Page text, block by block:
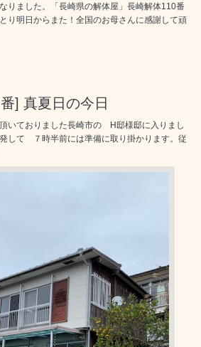
りました。「長崎県の解体屋」長崎解体110番
明日からまた！全国のお母さんに感謝して頑
] 真夏日の今日
いておりました長崎市の H邸様邸に入りまし
して ７時半前には準備に取り掛かります。従